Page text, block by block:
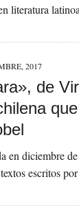
literatura
2017
de
en diciembre
escritos